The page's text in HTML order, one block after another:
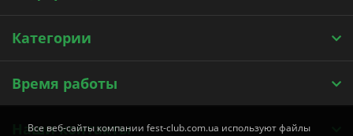
Категории
Время работы
Наши контакты
Все веб-сайты компании fest-club.com.ua используют файлы